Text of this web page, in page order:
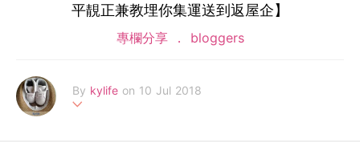
平靚正兼教埋你集運送到返屋企】
專欄分享 bloggers
By kylife on 10 Jul 2018